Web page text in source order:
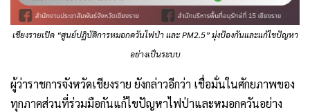
เชียงรายเปิด “ศูนย์ปฏิบัติการหมอกควันไฟป่า และ PM2.5” มุ่งป้องกันและแก้ไขปัญหา
อย่างเป็นระบบ
ผู้ว่าราชการจังหวัดเชียงราย ยังกล่าวอีกว่า เชื่อมั่นในศักยภาพของ
ทุกภาคส่วนที่ร่วมมือกันแก้ไขปัญหาไฟป่าและหมอกควันอย่าง